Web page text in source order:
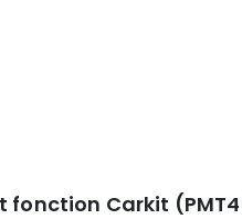
fonction Carkit